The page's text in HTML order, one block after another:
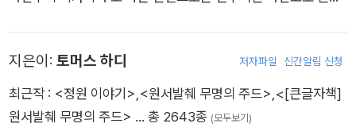
였다. 특히 그는 아동을 주인공으로 등장시켜 그들의 순수한 눈에
비춰진 인간본성과 미국문명의 왜곡과 타락 현상들을 유머와 풍
자기법을 통하여 신랄하게 비판하고 있다. 그의 아동 소설 중에는
『허클베리 핀의 모험』이 있다. 그리고 16세기 영국의 역사를 배
경으로 제국주의를 비판한 『왕자와 거지』, 6세기 영국 역사를 배
과 농장 주위에서 흔히 볼 수 있는 개구리라든가 호박벌 같은 야
생동물에 온통 마음을 빼앗겼다. 당시 온 가족의 주일 행사였던
교회에 가는 대신 들판과 산을 헤매다니고 냇가에서 헤엄치며 놀
지은이: 토머스 하디 저자파일 신간알림 신청
최근작 : <정원 이야기> <원서발췌 무명의 주드> <[큰글자책]
원서발췌 무명의 주드> … 총 2643종 (모두보기)